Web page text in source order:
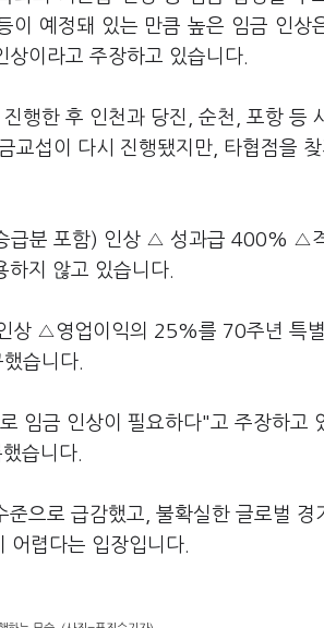
이 예정돼 있는 만큼 높은 임금 인상
이라고 주장하고 있습니다.
행한 후 인천과 당진, 순천, 포항 등
교섭이 다시 진행됐지만, 타협점을
급분 포함) 인상 △ 성과급 400% △
지 않고 있습니다.
상 △영업이익의 25%를 70주년 특
습니다.
임금 인상이 필요하다"고 주장하고
습니다.
으로 급감했고, 불확실한 글로벌 경
어렵다는 입장입니다.